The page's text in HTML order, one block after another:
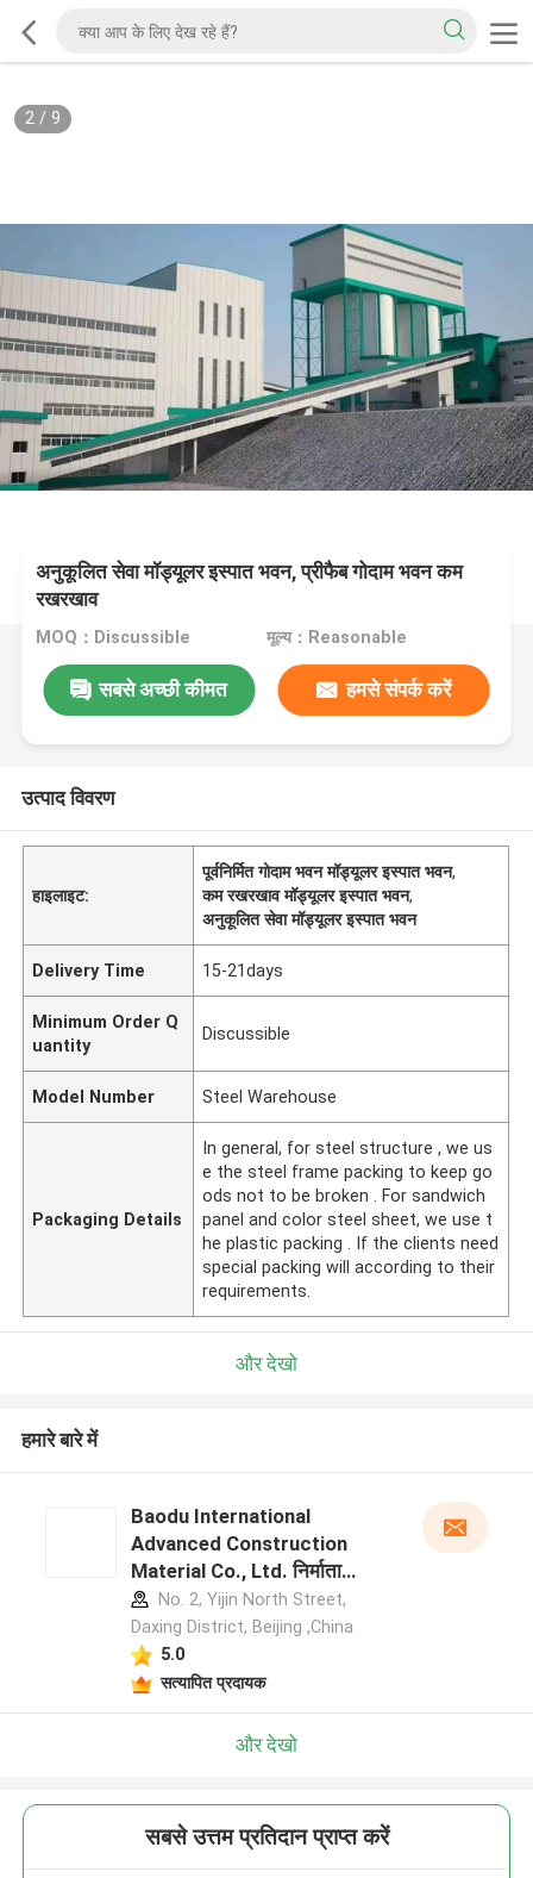
2/ 9
अनुकूलित सेवा मॉड्यूलर इस्पात भवन, प्रीफैब गोदाम भवन कम
रखरखाव
MOQ：Discussible मूल्य：Reasonable
सबसे अच्छी कीमत हमसे संपर्क करें
उत्पाद विवरण
हाइलाइट:
पूर्वनिर्मित गोदाम भवन मॉड्यूलर इस्पात भवन,
कम रखरखाव मॉड्यूलर इस्पात भवन,
अनुकूलित सेवा मॉड्यूलर इस्पात भवन
Delivery Time 15-21days
Minimum Order Q
uantity
Discussible
Model Number Steel Warehouse
Packaging Details
In general, for steel structure , we us
e the steel frame packing to keep go
ods not to be broken . For sandwich
panel and color steel sheet, we use t
he plastic packing . If the clients need
special packing will according to their
requirements.
और देखो
हमारे बारे में
Baodu International
Advanced Construction
Material Co., Ltd. निर्माता
प्रोफ़ाइलNo. 2, Yijin North Street,
Daxing District, Beijing ,China
5.0
सत्यापित प्रदायक
और देखो
सबसे उत्तम प्रतिदान प्राप्त करें